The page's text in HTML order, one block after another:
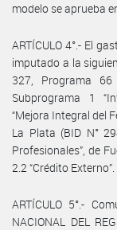
modelo se aprueba
ARTÍCULO 4°.- El
imputado a la
327, Programa 66
Subprograma 1
“Mejora Integral del
La Plata (BID N°
Profesionales”, de
2.2 “Crédito Externo”.
ARTÍCULO 5°.-
NACIONAL DEL